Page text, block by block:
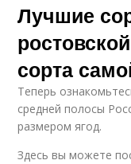
Лучшие
сорта
Теперь
средней полосы
размером ягод.
Здесь вы можете